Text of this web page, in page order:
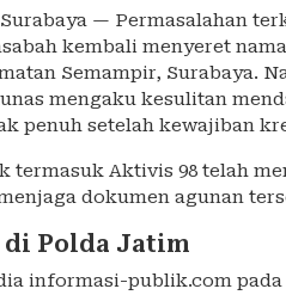
Surabaya — Permasalahan
kembali menyeret
Semampir, Surabaya.
mengaku kesulitan
penuh setelah kewajiban
termasuk Aktivis 98 telah
dokumen agunan
di Polda Jatim
informasi-publik.com pada